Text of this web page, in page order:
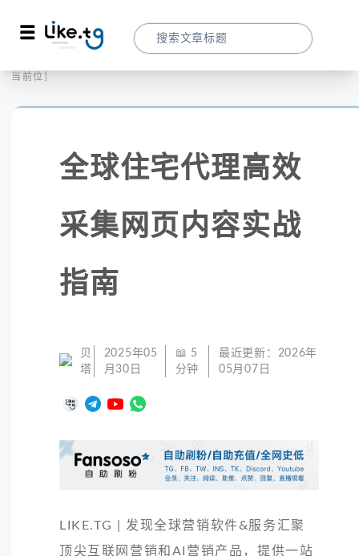
当前位置：
全球住宅代理高效
采集网页内容实战
指南
贝
塔
2025年05
月30日
📖 5
分钟
最近更新： 2026年
05月07日
LIKE.TG | 发现全球营销软件&服务汇聚
顶尖互联网营销和AI营销产品，提供一站